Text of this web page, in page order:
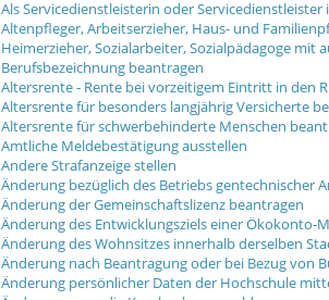
Als Servicedienstleisterin oder
Altenpfleger, Arbeitserzieher, Haus- und
Heimerzieher, Sozialarbeiter, Sozialpädagoge mit
Berufsbezeichnung beantragen
Altersrente - Rente bei vorzeitigem Eintritt in den
Altersrente für besonders langjährig Versicherte
Altersrente für schwerbehinderte Menschen
Amtliche Meldebestätigung ausstellen
Andere Strafanzeige stellen
Änderung bezüglich des Betriebs gentechnischer
Änderung der Gemeinschaftslizenz beantragen
Änderung des Entwicklungsziels einer Ökokonto-
Änderung des Wohnsitzes innerhalb derselben
Änderung nach Beantragung oder bei Bezug von
Änderung persönlicher Daten der Hochschule